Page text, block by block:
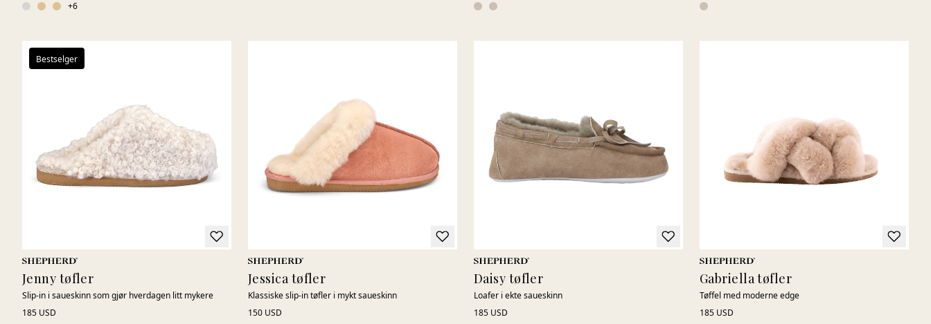
+6
Bestselger
Jenny tøfler
Slip-in i saueskinn som gjør hverdagen litt mykere
185 USD
Jessica tøfler
Klassiske slip-in tøfler i mykt saueskinn
150 USD
Daisy tøfler
Loafer i ekte saueskinn
185 USD
Gabriella tøfler
Tøffel med moderne edge
185 USD